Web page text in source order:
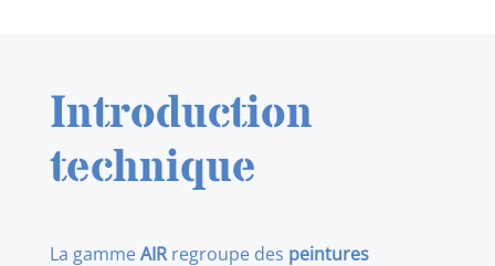
33613
Introduction
technique
La gammeAIRregroupe des peintures